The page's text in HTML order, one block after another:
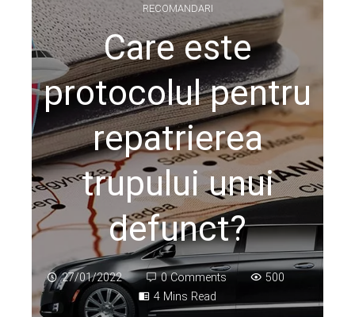
RECOMANDARI
Care este
protocolul pentru
repatrierea
trupului unui
defunct?
27/01/2022 0 Comments
500
4 Mins Read